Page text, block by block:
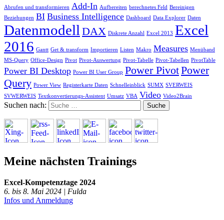
Abrufen und transformieren Add-In Aufbereiten berechnetes Feld Bereinigen
Beziehungen BI Business Intelligence Dashboard Data Explorer Daten
Datenmodell DAX Diskrete Anzahl Excel 2013 Excel
2016 Gantt Get & transform Importieren Listen Makro Measures Menüband
MS-Query Office-Design Pivot Pivot-Auswertung Pivot-Tabelle Pivot-Tabellen PivotTable
Power BI Desktop Power BI User Group Power PivotPower
Query Power View Registerkarte Daten Schnelleinblick SUMX SVERWEIS
SVWERWEIS Textkonvertierungs-Assistent Umsatz VBA Video Video2Brain
Suchen nach:
Meine nächsten Trainings
Excel-Kompetenztage 2024
6. bis 8. Mai 2024 | Fulda
Infos und Anmeldung